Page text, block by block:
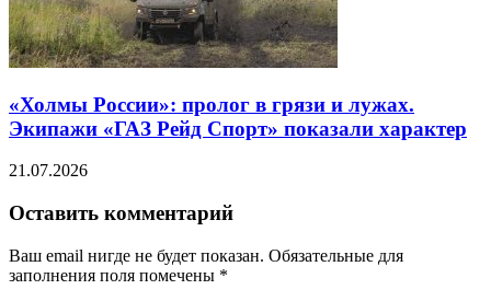
«Холмы России»: пролог в грязи и лужах.
Экипажи «ГАЗ Рейд Спорт» показали характер
21.07.2026
Оставить комментарий
Ваш email нигде не будет показан. Обязательные для
заполнения поля помечены *